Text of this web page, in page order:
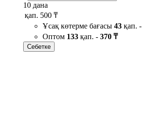
10 дана
қап. 500 ₸
Ұсақ көтерме бағасы 43 қап. -
Оптом 133 қап. - 370 ₸
Себетке